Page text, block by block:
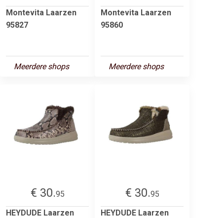
Montevita Laarzen
95827
Meerdere shops
Montevita Laarzen
95860
Meerdere shops
€ 30.95
HEYDUDE Laarzen
€ 30.95
HEYDUDE Laarzen